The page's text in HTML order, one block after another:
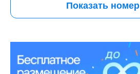
Показать номер